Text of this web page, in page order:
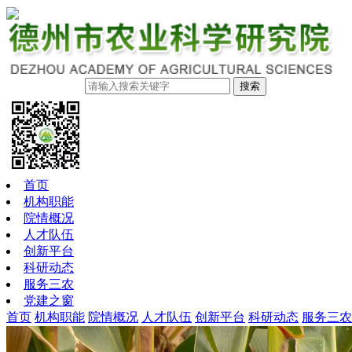
搜索
首页
机构职能
院情概况
人才队伍
创新平台
科研动态
服务三农
党建之窗
首页 机构职能 院情概况 人才队伍 创新平台 科研动态 服务三农